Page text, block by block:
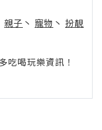
親子 丶 寵物 丶 扮靚
喝玩樂資訊！